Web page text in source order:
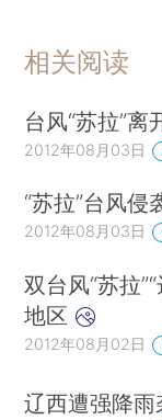
相关阅读
台风“苏拉”
2012年08月03日
“苏拉”台风
2012年08月03日
双台风“苏拉
地区
2012年08月02日
辽西遭强降雨